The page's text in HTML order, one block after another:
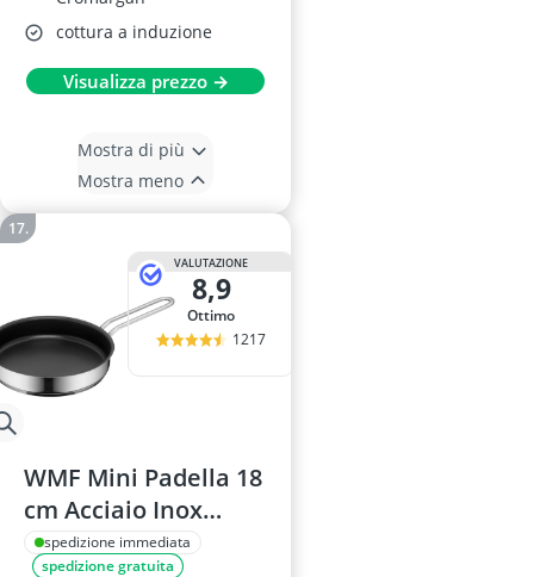
cottura a induzione
Visualizza prezzo →
Mostra di più
Mostra meno
VALUTAZIONE
8,9
Ottimo
1217
WMF Mini Padella 18
cm Acciaio Inox
Cromargan
spedizione immediata
spedizione gratuita